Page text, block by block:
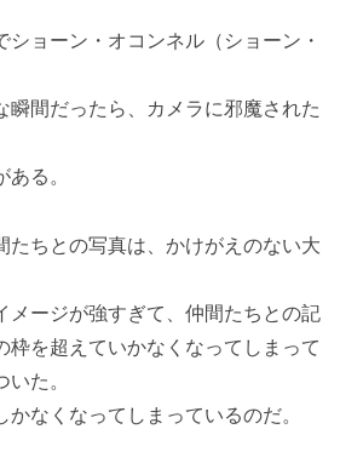
ショーン・オコンネル（ショーン・
瞬間だったら、カメラに邪魔された
る。
たちとの写真は、かけがえのない大
メージが強すぎて、仲間たちとの記
枠を超えていかなくなってしまって
た。
なくなってしまっているのだ。